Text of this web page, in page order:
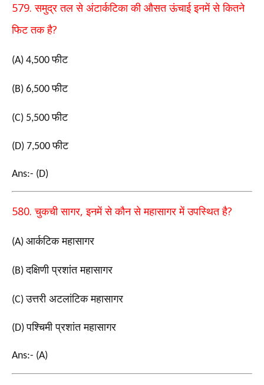
579.समुद्र तल से अंटार्कटिका की औसत ऊंचाई इनमें से कितने
फिट तक है?
(A) 4,500फीट
(B) 6,500फीट
(C) 5,500फीट
(D) 7,500फीट
Ans:- (D)
580.चुकची सागर,इनमें से कौन से महासागर में उपस्थित है?
(A) आर्कटिक महासागर
(B)दक्षिणी प्रशांत महासागर
(C)उत्तरी अटलांटिक महासागर
(D)पश्चिमी प्रशांत महासागर
Ans:- (A)